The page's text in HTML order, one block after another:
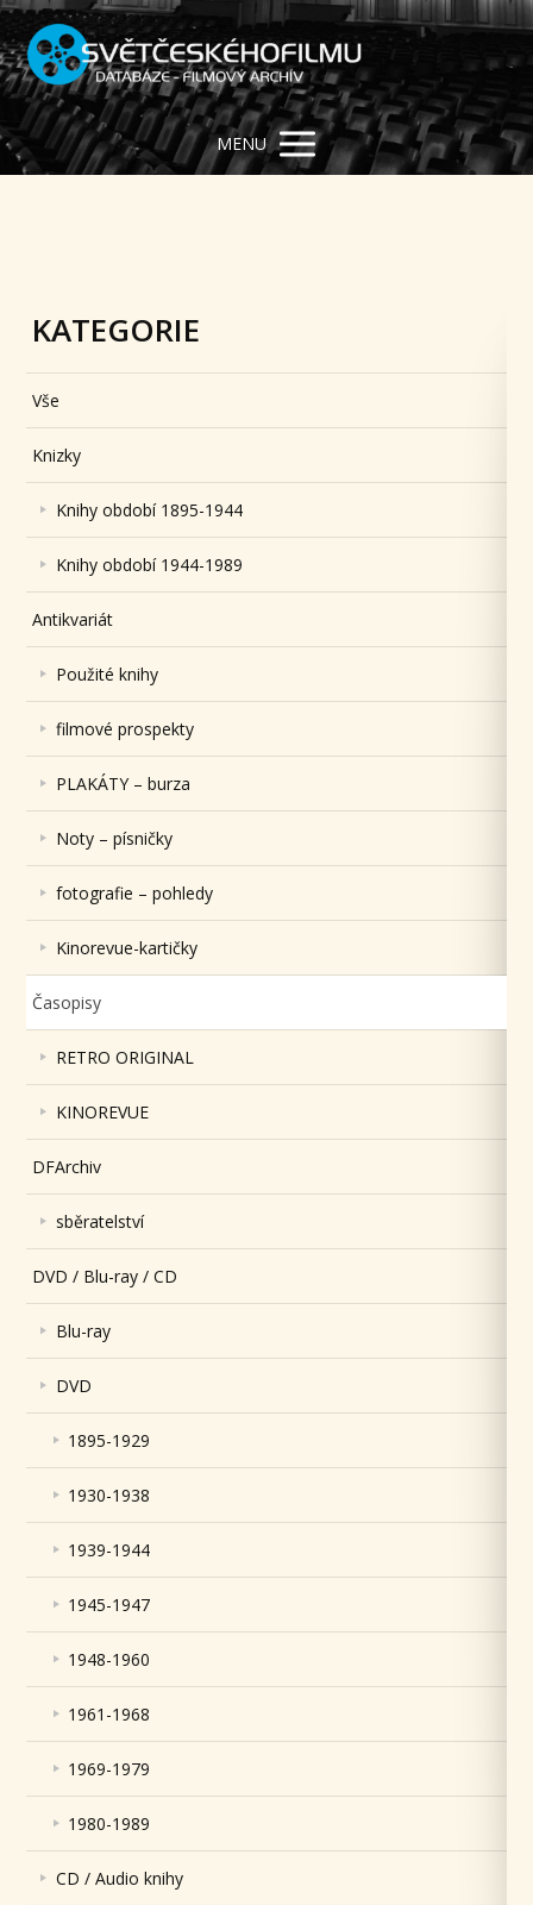
MENU
KATEGORIE
Vše
Knizky
Knihy období 1895-1944
Knihy období 1944-1989
Antikvariát
Použité knihy
filmové prospekty
PLAKÁTY – burza
Noty – písničky
fotografie – pohledy
Kinorevue-kartičky
Časopisy
RETRO ORIGINAL
KINOREVUE
DFArchiv
sběratelství
DVD / Blu-ray / CD
Blu-ray
DVD
1895-1929
1930-1938
1939-1944
1945-1947
1948-1960
1961-1968
1969-1979
1980-1989
CD / Audio knihy